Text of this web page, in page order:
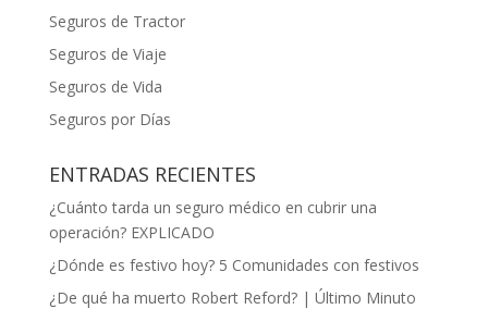
Seguros de Tractor
Seguros de Viaje
Seguros de Vida
Seguros por Días
ENTRADAS RECIENTES
¿Cuánto tarda un seguro médico en cubrir una
operación? EXPLICADO
¿Dónde es festivo hoy? 5 Comunidades con festivos
¿De qué ha muerto Robert Reford? | Último Minuto